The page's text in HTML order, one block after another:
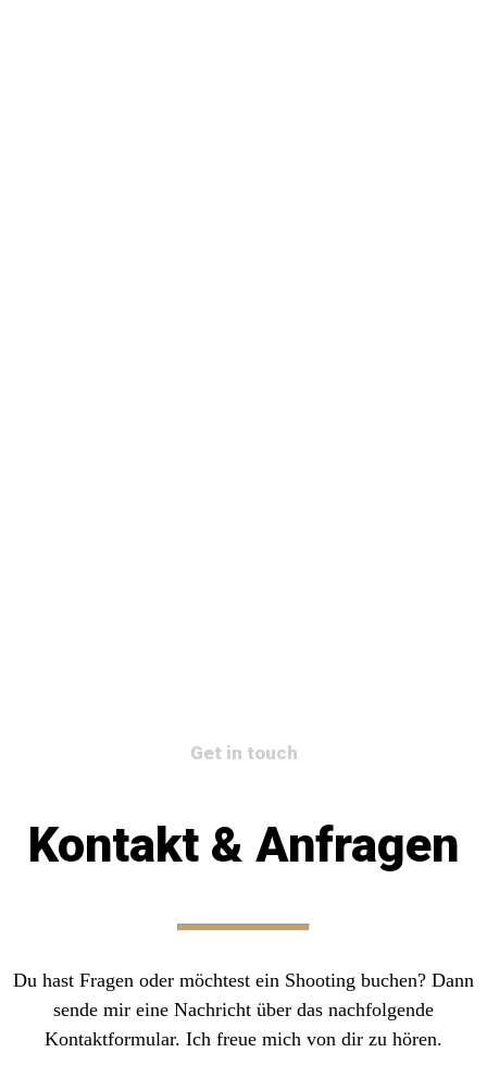
Get in touch
Kontakt & Anfragen
Du hast Fragen oder möchtest ein Shooting buchen? Dann
sende mir eine Nachricht über das nachfolgende
Kontaktformular. Ich freue mich von dir zu hören.